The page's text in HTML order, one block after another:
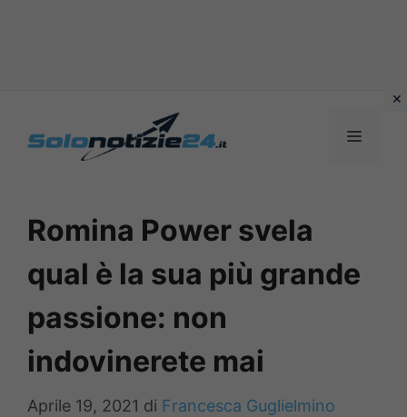
MENU
Romina Power svela
qual è la sua più grande
passione: non
indovinerete mai
Aprile 19, 2021 di Francesca Guglielmino